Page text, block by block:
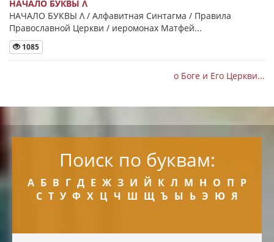
НАЧАЛО БУКВЫ Λ
НАЧАЛО БУКВЫ Λ / Алфавитная Синтагма / Правила
Православной Церкви / иеромонах Матфей...
1085
о Боге и Его Церкви...
Поиск по буквам:
А Б В Г Д Е Ж З И Й К Л М Н О П Р
С Т У Ф Х Ц Ч Ш Щ Ъ Ы Ь Э Ю Я